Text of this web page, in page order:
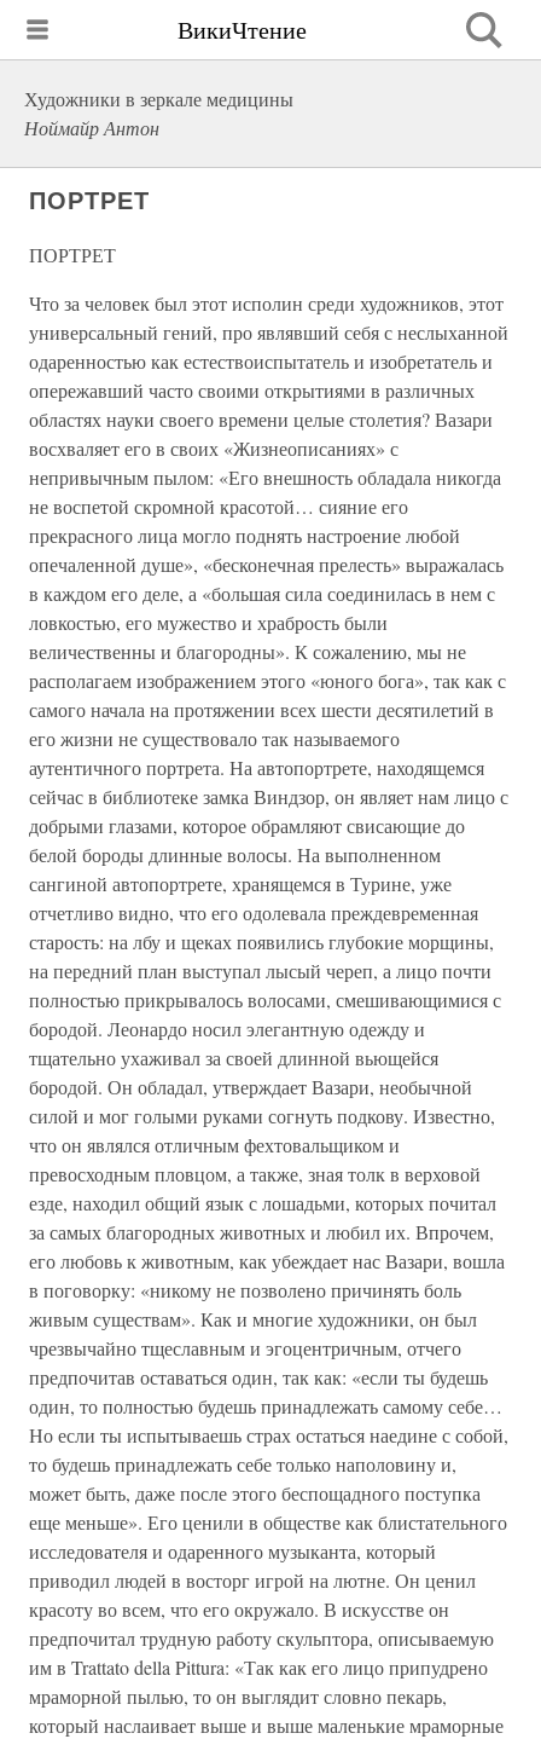
ВикиЧтение
Художники в зеркале медицины
Ноймайр Антон
ПОРТРЕТ
ПОРТРЕТ
Что за человек был этот исполин среди художников, этот
универсальный гений, про являвший себя с неслыханной
одаренностью как естествоиспытатель и изобретатель и
опережавший часто своими открытиями в различных
областях науки своего времени целые столетия? Вазари
восхваляет его в своих «Жизнеописаниях» с
непривычным пылом: «Его внешность обладала никогда
не воспетой скромной красотой… сияние его
прекрасного лица могло поднять настроение любой
опечаленной душе», «бесконечная прелесть» выражалась
в каждом его деле, а «большая сила соединилась в нем с
ловкостью, его мужество и храбрость были
величественны и благородны». К сожалению, мы не
располагаем изображением этого «юного бога», так как с
самого начала на протяжении всех шести десятилетий в
его жизни не существовало так называемого
аутентичного портрета. На автопортрете, находящемся
сейчас в библиотеке замка Виндзор, он являет нам лицо с
добрыми глазами, которое обрамляют свисающие до
белой бороды длинные волосы. На выполненном
сангиной автопортрете, хранящемся в Турине, уже
отчетливо видно, что его одолевала преждевременная
старость: на лбу и щеках появились глубокие морщины,
на передний план выступал лысый череп, а лицо почти
полностью прикрывалось волосами, смешивающимися с
бородой. Леонардо носил элегантную одежду и
тщательно ухаживал за своей длинной вьющейся
бородой. Он обладал, утверждает Вазари, необычной
силой и мог голыми руками согнуть подкову. Известно,
что он являлся отличным фехтовальщиком и
превосходным пловцом, а также, зная толк в верховой
езде, находил общий язык с лошадьми, которых почитал
за самых благородных животных и любил их. Впрочем,
его любовь к животным, как убеждает нас Вазари, вошла
в поговорку: «никому не позволено причинять боль
живым существам». Как и многие художники, он был
чрезвычайно тщеславным и эгоцентричным, отчего
предпочитав оставаться один, так как: «если ты будешь
один, то полностью будешь принадлежать самому себе…
Но если ты испытываешь страх остаться наедине с собой,
то будешь принадлежать себе только наполовину и,
может быть, даже после этого беспощадного поступка
еще меньше». Его ценили в обществе как блистательного
исследователя и одаренного музыканта, который
приводил людей в восторг игрой на лютне. Он ценил
красоту во всем, что его окружало. В искусстве он
предпочитал трудную работу скульптора, описываемую
им в Trattato della Pittura: «Так как его лицо припудрено
мраморной пылью, то он выглядит словно пекарь,
который наслаивает выше и выше маленькие мраморные